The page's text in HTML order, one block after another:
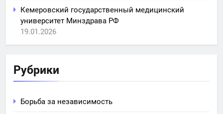
Кемеровский государственный медицинский
университет Минздрава РФ
19.01.2026
Рубрики
Борьба за независимость